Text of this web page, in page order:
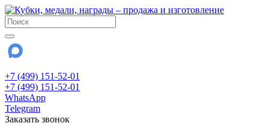
+7 (499) 151-52-01
+7 (499) 151-52-01
WhatsApp
Telegram
Заказать звонок